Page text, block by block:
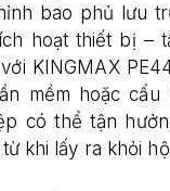
bao phủ lưu
hoạt thiết bị –
KINGMAX
mềm hoặc
có thể tận
khi lấy ra khỏi